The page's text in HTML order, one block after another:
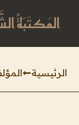
المَكتَبَةُ
الرئيسية